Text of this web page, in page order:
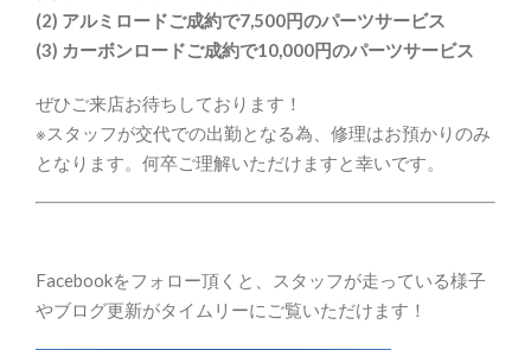
(2) アルミロードご成約で7,500円のパーツサービス
(3) カーボンロードご成約で10,000円のパーツサービス
ぜひご来店お待ちしております！
※スタッフが交代での出勤となる為、修理はお預かりのみ
となります。何卒ご理解いただけますと幸いです。
Facebookをフォロー頂くと、スタッフが走っている様子
やブログ更新がタイムリーにご覧いただけます！